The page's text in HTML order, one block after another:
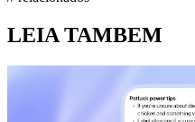
LEIA TAMBEM